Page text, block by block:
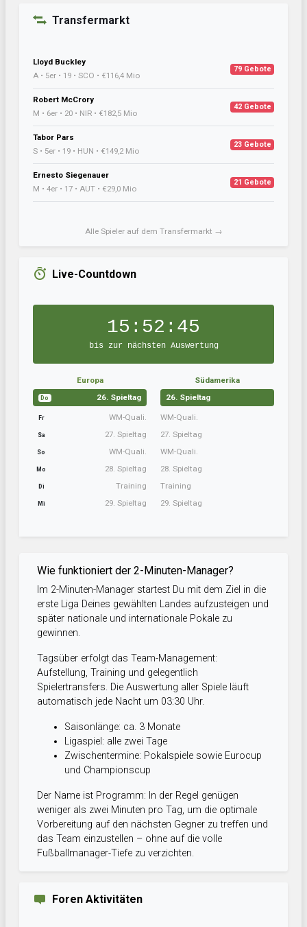
Transfermarkt
Lloyd Buckley
A • 5er • 19 • SCO • €116,4 Mio
79 Gebote
Robert McCrory
M • 6er • 20 • NIR • €182,5 Mio
42 Gebote
Tabor Pars
S • 5er • 19 • HUN • €149,2 Mio
23 Gebote
Ernesto Siegenauer
M • 4er • 17 • AUT • €29,0 Mio
21 Gebote
Alle Spieler auf dem Transfermarkt →
Live-Countdown
15:52:45
bis zur nächsten Auswertung
Europa
Do 26. Spieltag
Fr WM-Quali.
Sa 27. Spieltag
So WM-Quali.
Mo 28. Spieltag
Di Training
Mi 29. Spieltag
Südamerika
26. Spieltag
WM-Quali.
27. Spieltag
WM-Quali.
28. Spieltag
Training
29. Spieltag
Wie funktioniert der 2-Minuten-Manager?
Im 2-Minuten-Manager startest Du mit dem Ziel in die
erste Liga Deines gewählten Landes aufzusteigen und
später nationale und internationale Pokale zu
gewinnen.
Tagsüber erfolgt das Team-Management:
Aufstellung, Training und gelegentlich
Spielertransfers. Die Auswertung aller Spiele läuft
automatisch jede Nacht um 03:30 Uhr.
Saisonlänge: ca. 3 Monate
Ligaspiel: alle zwei Tage
Zwischentermine: Pokalspiele sowie Eurocup
und Championscup
Der Name ist Programm: In der Regel genügen
weniger als zwei Minuten pro Tag, um die optimale
Vorbereitung auf den nächsten Gegner zu treffen und
das Team einzustellen – ohne auf die volle
Fußballmanager-Tiefe zu verzichten.
Foren Aktivitäten